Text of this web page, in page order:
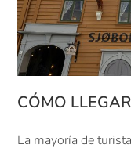
CÓMO
La mayoría de